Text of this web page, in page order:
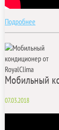
Подробнее
Мобильный
07.03.2018